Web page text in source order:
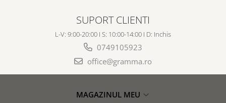
SUPORT CLIENTI
L-V: 9:00-20:00 I S: 10:00-14:00 I D: Inchis
0749105923
office@gramma.ro
MAGAZINUL MEU